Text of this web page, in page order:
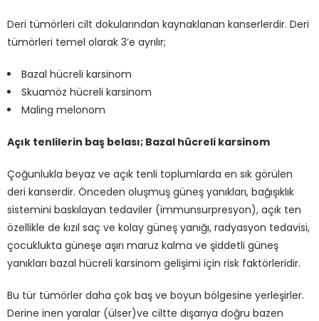
Deri tümörleri cilt dokularından kaynaklanan kanserlerdir. Deri
tümörleri temel olarak 3’e ayrılır;
Bazal hücreli karsinom
Skuamöz hücreli karsinom
Maling melonom
Açık tenlilerin baş belası; Bazal hücreli karsinom
Çoğunlukla beyaz ve açık tenli toplumlarda en sık görülen
deri kanserdir. Önceden oluşmuş güneş yanıkları, bağışıklık
sistemini baskılayan tedaviler (immunsurpresyon), açık ten
özellikle de kızıl saç ve kolay güneş yanığı, radyasyon tedavisi,
çocuklukta güneşe aşırı maruz kalma ve şiddetli güneş
yanıkları bazal hücreli karsinom gelişimi için risk faktörleridir.
Bu tür tümörler daha çok baş ve boyun bölgesine yerleşirler.
Derine inen yaralar (ülser)ve ciltte dışarıya doğru bazen